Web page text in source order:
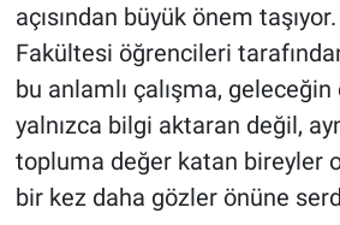
açısından büyük önem
Fakültesi öğrencileri
bu anlamlı çalışma,
yalnızca bilgi aktaran değil,
topluma değer katan bireyler
bir kez daha gözler önüne